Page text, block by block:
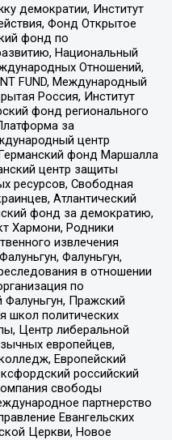
демократии, Институт
Фонд Открытое
фонд по
Национальный
Отношений,
FUND, Международный
Россия, Институт
фонд регионального
за
центр
фонд Маршалла
центр защиты
ресурсов, Свободная
Атлантический
фонд за демократию,
Хармони, Родники
извлечения
Фалуньгун,
в отношении
по
Пражский
школ политических
Центр либеральной
европейцев,
Европейский
российский
свободы
партнерство
Евангельских
Церкви, Новое